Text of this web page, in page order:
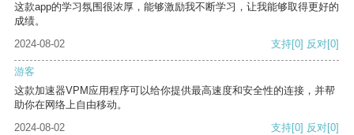
这款app的学习氛围很浓厚，能够激励我不断学习，让我能够取得更好的
成绩。
2024-08-02
支持[0] 反对[0]
游客
这款加速器VPM应用程序可以给你提供最高速度和安全性的连接，并帮
助你在网络上自由移动。
2024-08-02
支持[0] 反对[0]